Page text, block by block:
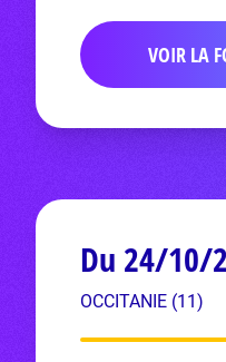
VOIR LA
Du 24/10/
OCCITANIE (11)